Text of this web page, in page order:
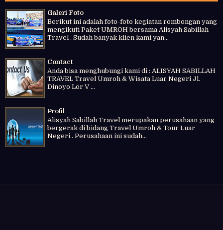
Galeri Foto
Berikut ini adalah foto-foto kegiatan rombongan yang
mengikuti Paket UMROH bersama Alisyah Sabillah
Travel . Sudah banyak klien kami yan...
Contact
Anda bisa menghubungi kami di : ALISYAH SABILLAH
TRAVEL Travel Umroh & Wisata Luar Negeri Jl.
Dinoyo Lor V ...
Profil
Alisyah Sabillah Travel merupakan perusahaan yang
bergerak di bidang Travel Umroh & Tour Luar
Negeri . Perusahaan ini sudah...